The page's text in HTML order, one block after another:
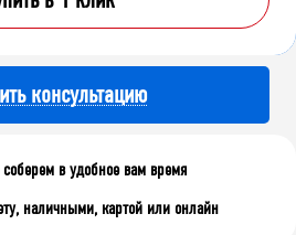
консультацию
в удобное вам время
наличными, картой или онлайн